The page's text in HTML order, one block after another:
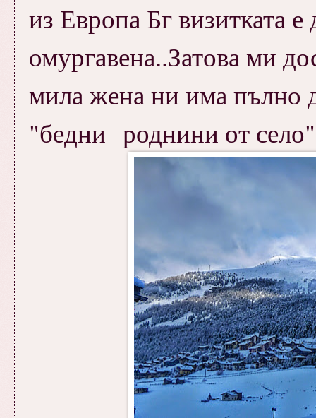
из Европа Бг визитката
омургавена..Затова ми
мила жена ни има пълно
"бедни роднини от